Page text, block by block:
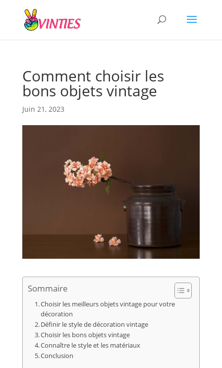
Comment choisir les
bons objets vintage
Juin 21, 2023
Sommaire
Choisir les meilleurs objets vintage pour votre
décoration
Définir le style de décoration vintage
Choisir les bons objets vintage
Connaître le style et les matériaux
Conclusion